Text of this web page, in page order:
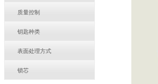
质量控制
钥匙种类
表面处理方式
锁芯